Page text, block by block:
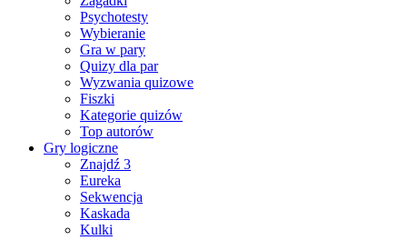
Psychotesty
Wybieranie
Gra w pary
Quizy dla par
Wyzwania quizowe
Fiszki
Kategorie quizów
Top autorów
Gry logiczne
Znajdź 3
Eureka
Sekwencja
Kaskada
Kulki